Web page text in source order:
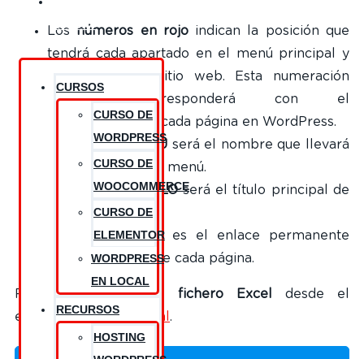
AYUDA?
CURSOS
CURSO DE
WORDPRESS
CURSO DE
WOOCOMMERCE
CURSO DE
ELEMENTOR
WORDPRESS
EN LOCAL
RECURSOS
HOSTING
Los números en rojoindican la posición que
tendrá cada apartado en el menú principal y
secundario del sitio web. Esta numeración
también corresponderá con el
campoOrdende cada página en WordPress.
La columnaMENU será el nombre que llevará
cada apartado del menú.
La columnaTÍTULOserá el título principal de
cada apartado.
La columnaURLes el enlace permanente
(URL amigable) de cada página.
Puedesdescargar el fichero Excel
desde el
enlace:estructura inicial .